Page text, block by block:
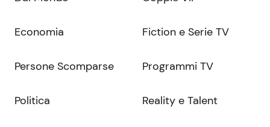
Economia
Persone Scomparse
Politica
Fiction e Serie TV
Programmi TV
Reality e Talent